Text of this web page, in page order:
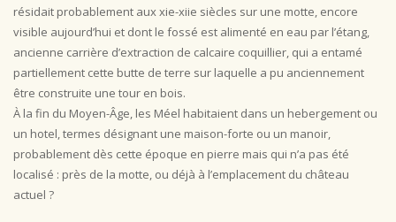
résidait probablement aux xie-xiie siècles sur une motte, encore
visible aujourd’hui et dont le fossé est alimenté en eau par l’étang,
ancienne carrière d’extraction de calcaire coquillier, qui a entamé
partiellement cette butte de terre sur laquelle a pu anciennement
être construite une tour en bois.
À la fin du Moyen-Âge, les Méel habitaient dans un hebergement ou
un hotel, termes désignant une maison-forte ou un manoir,
probablement dès cette époque en pierre mais qui n’a pas été
localisé : près de la motte, ou déjà à l’emplacement du château
actuel ?